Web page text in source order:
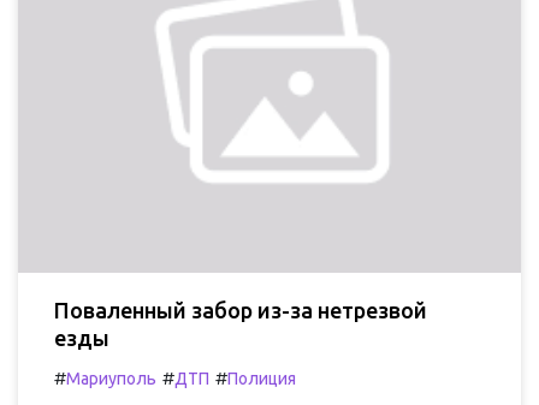
Поваленный забор из-за нетрезвой
езды
#Мариуполь #ДТП #Полиция